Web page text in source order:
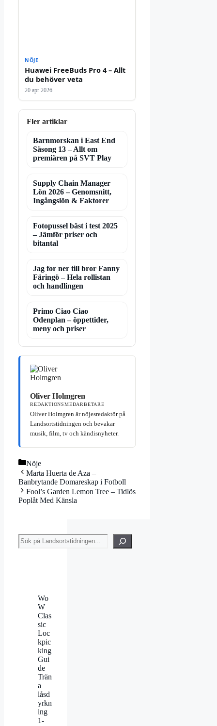
NÖJE
Huawei FreeBuds Pro 4 – Allt
du behöver veta
20 apr 2026
Fler artiklar
Barnmorskan i East End
Säsong 13 – Allt om
premiären på SVT Play
Supply Chain Manager
Lön 2026 – Genomsnitt,
Ingångslön & Faktorer
Fotopussel bäst i test 2025
– Jämför priser och
bitantal
Jag for ner till bror Fanny
Färingö – Hela rollistan
och handlingen
Primo Ciao Ciao
Odenplan – öppettider,
meny och priser
Oliver Holmgren
REDAKTIONSMEDARBETARE
Oliver Holmgren är nöjesredaktör på
Landsortstidningen och bevakar
musik, film, tv och kändisnyheter.
Kategorier
Nöje
Marta Huerta de Aza –
Banbrytande Domareskap i Fotboll
Fool’s Garden Lemon Tree – Tidlös
Poplåt Med Känsla
Sök
Wo
W
Clas
sic
Loc
kpic
king
Gui
de –
Trän
a
låsd
yrkn
ing
1-